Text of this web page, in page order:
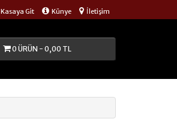
Kasaya Git Künye İletişim
0 ÜRÜN - 0,00 TL